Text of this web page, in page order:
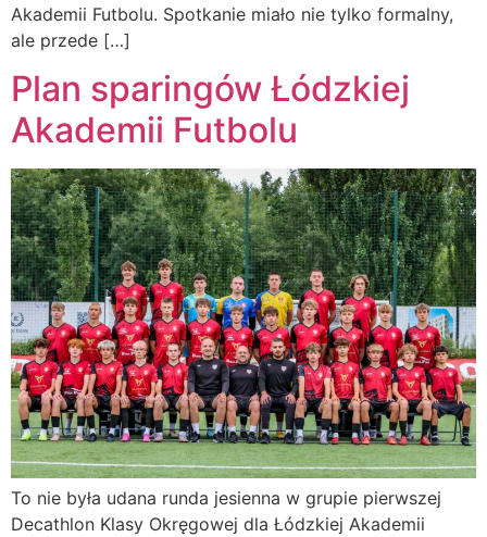
Akademii Futbolu. Spotkanie miało nie tylko formalny,
ale przede […]
Plan sparingów Łódzkiej
Akademii Futbolu
To nie była udana runda jesienna w grupie pierwszej
Decathlon Klasy Okręgowej dla Łódzkiej Akademii